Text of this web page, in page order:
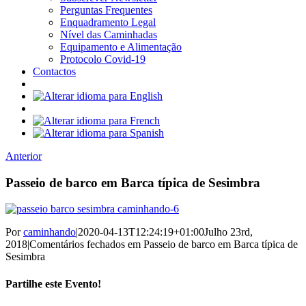
Perguntas Frequentes
Enquadramento Legal
Nível das Caminhadas
Equipamento e Alimentação
Protocolo Covid-19
Contactos
Anterior
Passeio de barco em Barca típica de Sesimbra
Porcaminhando|2020-04-13T12:24:19+01:00Julho 23rd,
2018|Comentários fechados em Passeio de barco em Barca típica de
Sesimbra
Partilhe este Evento!